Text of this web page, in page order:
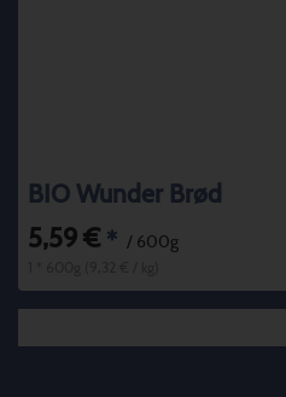
BIO Wunder Brød
5,59 € * / 600g